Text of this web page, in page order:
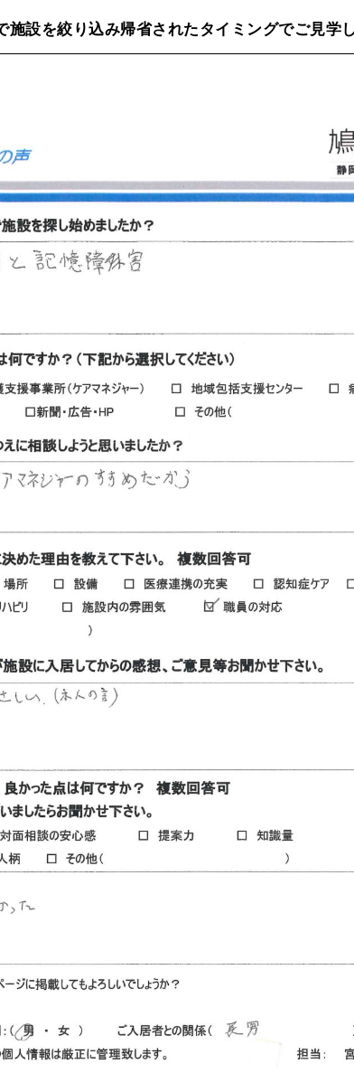
設を絞り込み帰省されたタイミングでご見学し